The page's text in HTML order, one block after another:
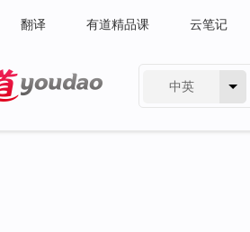
翻译 有道精品课 云笔记
中英